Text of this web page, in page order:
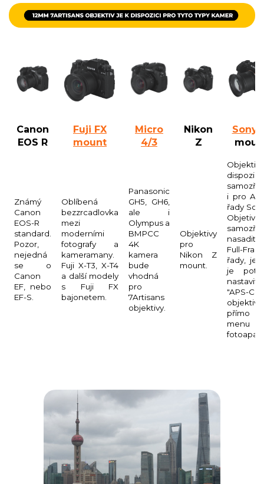
Canon
EOS R
Fuji FX
mount
Micro
4/3
Nikon
Z
Sony
Známý
Canon
EOS-R
standard.
Pozor,
nejedná
se o
Canon
EF, nebo
EF-S.
Oblíbená
bezzrcadlovka
mezi
moderními
fotografy a
kameramany.
Fuji X-T3, X-T4
a další modely
s Fuji FX
bajonetem.
Panasonic
GH5, GH6,
ale i
Olympus a
BMPCC
4K
kamera
bude
vhodná
pro
7Artisans
objektivy.
Objektivy
pro
Nikon Z
mount.
Objektiv
dispozici
i pro
řady
Objetiv
nasadit i
Full-
řady,
je
nastavit
"APS-C
objektiv"
menu